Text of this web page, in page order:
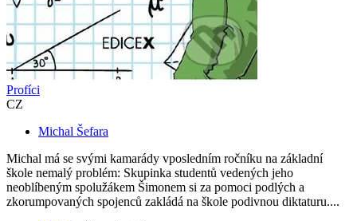
Profíci
CZ
Michal Šefara
Michal má se svými kamarády vposledním ročníku na základní
škole nemalý problém: Skupinka studentů vedených jeho
neoblíbeným spolužákem Šimonem si za pomoci podlých a
zkorumpovaných spojenců zakládá na škole podivnou diktaturu....